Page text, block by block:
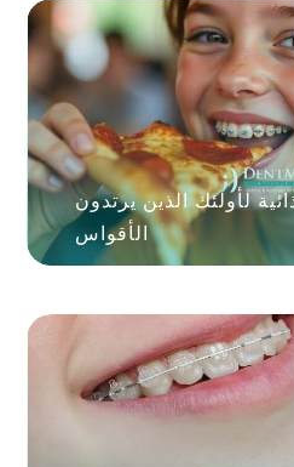
غذائية لأولئك الذين يرتدون
الأقواس